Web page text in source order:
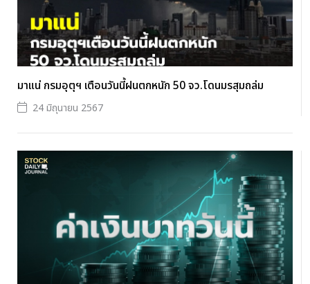
มาแน่ กรมอุตุฯ เตือนวันนี้ฝนตกหนัก 50 จว.โดนมรสุมถล่ม
24 มิถุนายน 2567